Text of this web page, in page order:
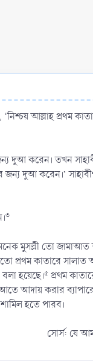
৩
অনেক মুসল্লী তো
প্রথম কাতারে
হয়েছে।৫ প্রথম
আদায় করার
হতে পারব।
সোর্স: যে